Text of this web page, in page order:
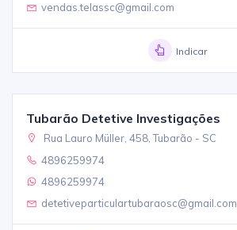
vendas.telassc@gmail.com
Indicar
Tubarão Detetive Investigações
Rua Lauro Müller, 458, Tubarão - SC
4896259974
4896259974
detetiveparticulartubaraosc@gmail.com